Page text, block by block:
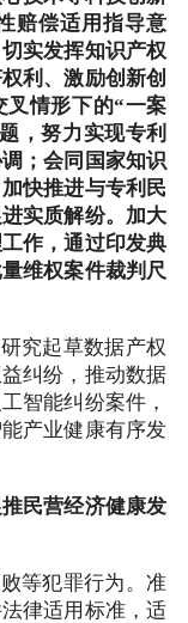
赔偿适用指导意
实发挥知识产权
利、激励创新创
叉情形下的“一案
，努力实现专利
；会同国家知识
快推进与专利民
实质解纷。加大
作，通过印发典
维权案件裁判尺
究起草数据产权
纠纷，推动数据
智能纠纷案件，
产业健康有序发
民营经济健康发
等犯罪行为。准
律适用标准，适